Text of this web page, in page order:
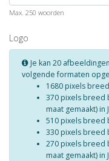
Max. 250 woorden
Logo
Je kan 20
volgende formaten
1680 pixels
370 pixels breed
maat gemaakt) in
510 pixels breed
330 pixels breed
270 pixels breed
maat gemaakt) in